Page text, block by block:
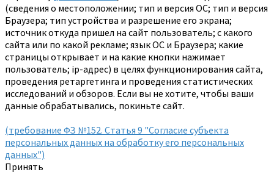
(сведения о местоположении; тип и версия ОС; тип и версия
Браузера; тип устройства и разрешение его экрана;
источник откуда пришел на сайт пользователь; с какого
сайта или по какой рекламе; язык ОС и Браузера; какие
страницы открывает и на какие кнопки нажимает
пользователь; ip-адрес) в целях функционирования сайта,
проведения ретаргетинга и проведения статистических
исследований и обзоров. Если вы не хотите, чтобы ваши
данные обрабатывались, покиньте сайт.
(требование ФЗ №152. Статья 9 "Согласие субъекта
персональных данных на обработку его персональных
данных")
Принять